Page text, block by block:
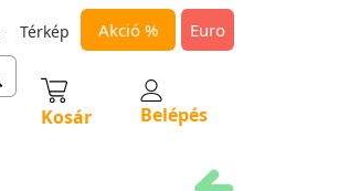
Térkép Akció % Euro
Kosár Belépés